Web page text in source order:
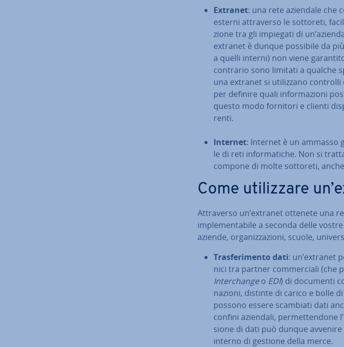
Extranet: una rete aziendale che
esterni at­tra­ver­so le sottoreti,
zio­ne tra gli impiegati di
extranet è dunque possibile da
a quelli interni) non viene
contrario sono limitati a qualche
una extranet si uti­liz­za­no controlli
per definire quali in­for­ma­zio­ni
questo modo fornitori e clienti
ren­ti.
Internet: Internet è un ammasso
le di reti in­for­ma­ti­che. Non si
compone di molte sottoreti,
Come uti­liz­za­re
At­tra­ver­so un’extranet ottenete una
im­ple­men­ta­bi­le a seconda delle
aziende, or­ga­niz­za­zio­ni, scuole,
Tra­sfe­ri­men­to dati: un’extranet
ni­ci tra partner com­mer­cia­li (che
In­ter­chan­geo EDI) di documenti
na­zio­ni, distinte di carico e bolle
possono essere scambiati dati
confini aziendali, per­met­ten­do­ne
sio­ne di dati può dunque
interno di gestione della merce.